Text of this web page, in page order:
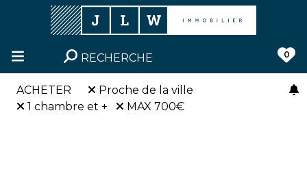
RECHERCHE 0
ACHETER
Proche de la ville
1 chambre et +
MAX 700€